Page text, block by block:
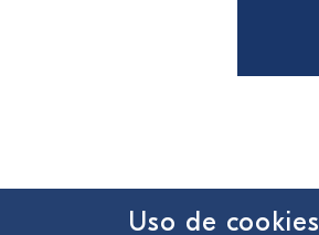
Uso de cookies